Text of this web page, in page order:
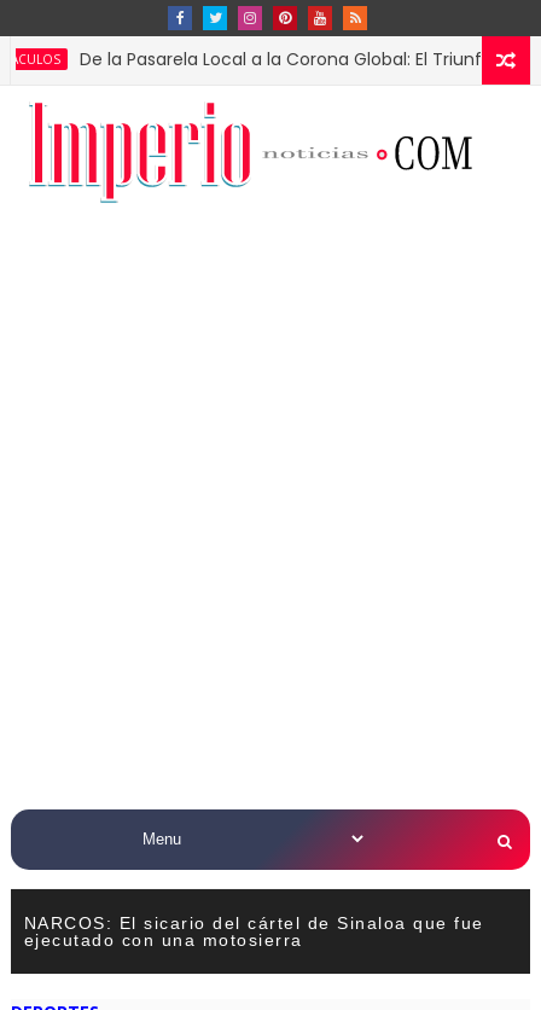
De la Pasarela Local a la Corona Global: El Triunfo de Fátima
NARCOS: El sicario del cártel de Sinaloa que fue
ejecutado con una motosierra